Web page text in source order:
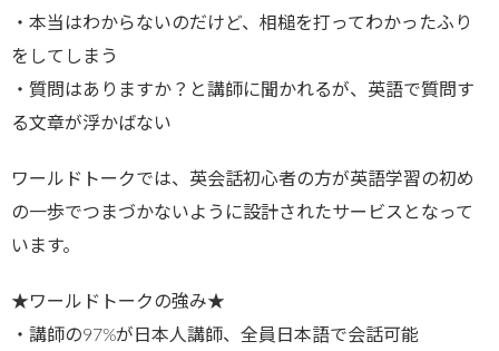
・本当はわからないのだけど、相槌を打ってわかったふり
をしてしまう
・質問はありますか？と講師に聞かれるが、英語で質問す
る文章が浮かばない
ワールドトークでは、英会話初心者の方が英語学習の初め
の一歩でつまづかないように設計されたサービスとなって
います。
★ワールドトークの強み★
・講師の97%が日本人講師、全員日本語で会話可能